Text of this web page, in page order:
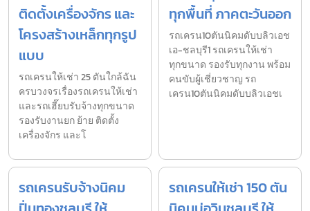
ติดตั้งเครื่องจักร และ
โครงสร้างเหล็กทุกรูป
แบบ
รถเครนให้เช่า 25 ตันใกล้ฉัน
ครบวงจรเรื่องรถเครนให้เช่า
และรถเฮี๊ยบรับจ้างทุกขนาด
รองรับงานยก ย้าย ติดตั้ง
เครื่องจักร และโ
ทุกพื้นที่ ภาคตะวันออก
รถเครน10ตันนิคมดับบลิวเอช
เอ-ชลบุรี1 รถเครนให้เช่า
ทุกขนาด รองรับทุกงาน พร้อม
คนขับผู้เชี่ยวชาญ รถ
เครน10ตันนิคมดับบลิวเอชเ
รถเครนรับจ้างนิคม
รถเครนให้เช่า 150 ตัน